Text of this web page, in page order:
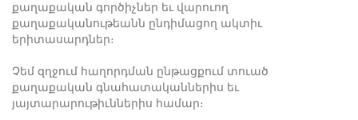
քաղաքական գործիչներ եւ վարուող
քաղաքականութեանն ընդիմացող ակտիւ
երիտասարդներ։
Չեմ զղջում հաղորդման ընթացքում տուած
քաղաքական գնահատականներիս եւ
յայտարարութիւններիս համար։